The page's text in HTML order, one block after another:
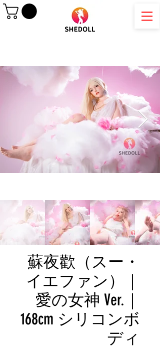
蘇夜歡（スー・
イエファン）｜
愛の女神 Ver.｜
168cm シリコンボ
ディ